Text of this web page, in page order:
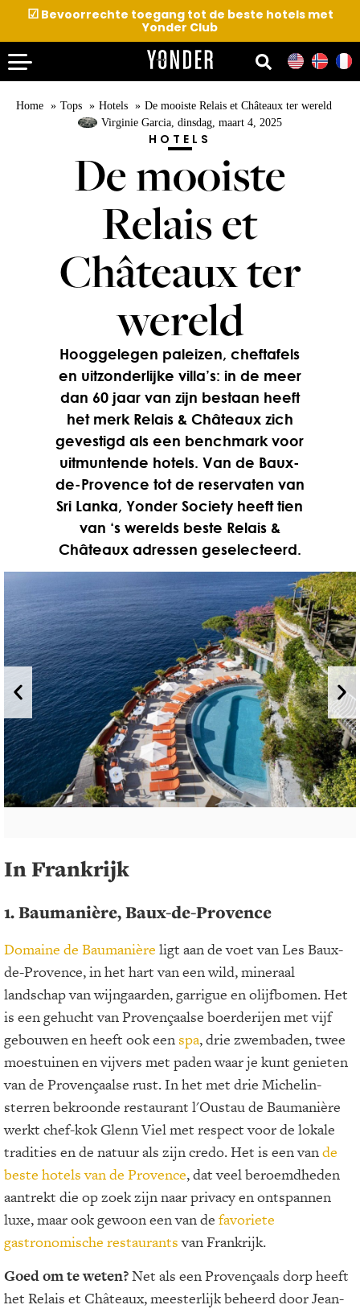
☑Bevoorrechte toegang tot de beste hotels met
Yonder Club
Home Tops Hotels
De mooiste Relais et Châteaux ter wereld
Virginie Garcia, dinsdag, maart 4, 2025
HOTELS
De mooiste
Relais et
Châteaux ter
wereld
Hooggelegen paleizen, cheftafels
en uitzonderlijke villa’s: in de meer
dan 60 jaar van zijn bestaan heeft
het merk Relais & Châteaux zich
gevestigd als een benchmark voor
uitmuntende hotels. Van de Baux-
de-Provence tot de reservaten van
Sri Lanka, Yonder Society heeft tien
van ‘s werelds beste Relais &
Châteaux adressen geselecteerd.
In Frankrijk
1. Baumanière, Baux-de-Provence
Domaine de Baumanière ligt aan de voet van Les Baux-
de-Provence, in het hart van een wild, mineraal
landschap van wijngaarden, garrigue en olijfbomen. Het
is een gehucht van Provençaalse boerderijen met vijf
gebouwen en heeft ook een spa, drie zwembaden, twee
moestuinen en vijvers met paden waar je kunt genieten
van de Provençaalse rust. In het met drie Michelin-
sterren bekroonde restaurant l'Oustau de Baumanière
werkt chef-kok Glenn Viel met respect voor de lokale
tradities en de natuur als zijn credo. Het is een vande
beste hotels van de Provence, dat veel beroemdheden
aantrekt die op zoek zijn naar privacy en ontspannen
luxe, maar ook gewoon een van de favoriete
gastronomische restaurantsvan Frankrijk.
Goed om te weten?Net als een Provençaals dorp heeft
het Relais et Châteaux, meesterlijk beheerd door Jean-